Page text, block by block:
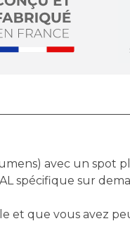
avec un spot
spécifique sur
et que vous avez